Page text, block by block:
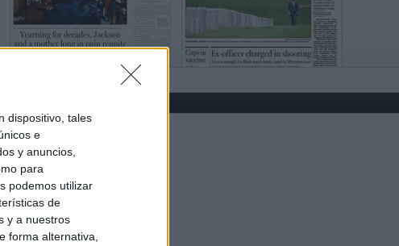
dispositivo, tales
e
y anuncios,
para
podemos utilizar
de
y a nuestros
forma alternativa,